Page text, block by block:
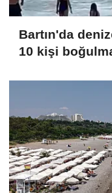
Bartın'da
10 kişi